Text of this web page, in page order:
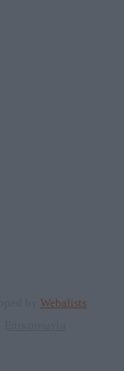
Webalists